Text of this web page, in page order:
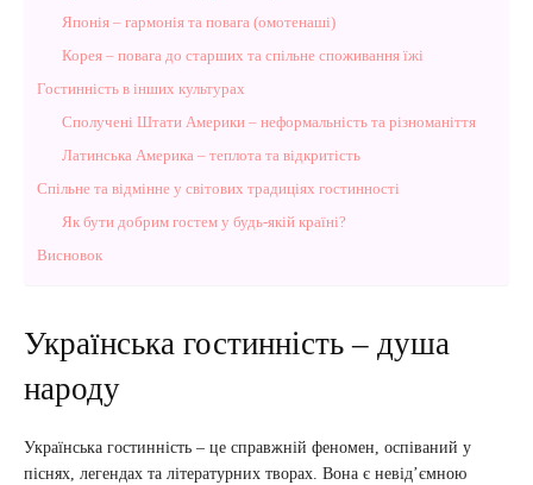
Японія – гармонія та повага (омотенаші)
Корея – повага до старших та спільне споживання їжі
Гостинність в інших культурах
Сполучені Штати Америки – неформальність та різноманіття
Латинська Америка – теплота та відкритість
Спільне та відмінне у світових традиціях гостинності
Як бути добрим гостем у будь-якій країні?
Висновок
Українська гостинність – душа
народу
Українська гостинність – це справжній феномен, оспіваний у
піснях, легендах та літературних творах. Вона є невід’ємною